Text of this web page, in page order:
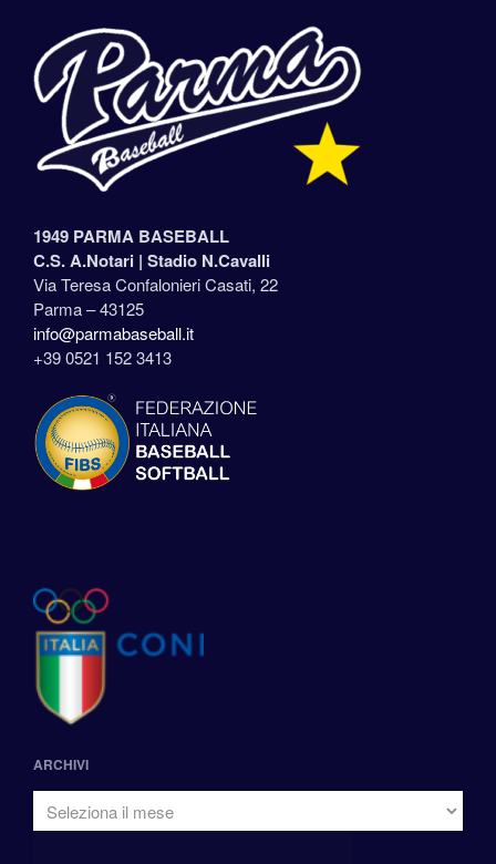
1949 PARMA BASEBALL
C.S. A.Notari | Stadio N.Cavalli
Via Teresa Confalonieri Casati, 22
Parma – 43125
info@parmabaseball.it
+39 0521 152 3413
ARCHIVI